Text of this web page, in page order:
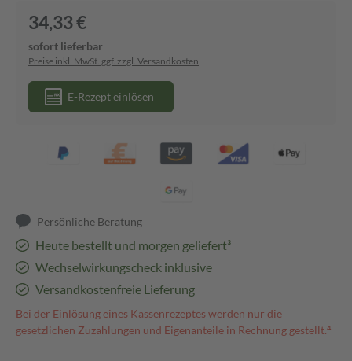
34,33 €
sofort lieferbar
Preise inkl. MwSt. ggf. zzgl. Versandkosten
E-Rezept einlösen
Persönliche Beratung
Heute bestellt und morgen geliefert³
Wechselwirkungscheck inklusive
Versandkostenfreie Lieferung
Bei der Einlösung eines Kassenrezeptes werden nur die
gesetzlichen Zuzahlungen und Eigenanteile in Rechnung gestellt.⁴